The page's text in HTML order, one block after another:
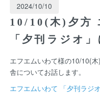
2024/10/10
10/10(木)夕方
「夕刊ラジオ
エフエムいわて様の10/10(
舎についてお話します。
エフエムいわて 「夕刊ラジ